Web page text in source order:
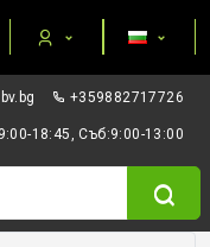
+359882717726
9:00-18:45, Съб:9:00-13:00